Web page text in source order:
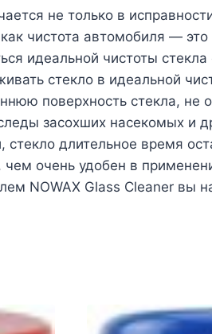
не только в
чистота автомобиля —
идеальной чистоты
стекло в идеальной
поверхность стекла, не
засохших насекомых и
стекло длительное время
очень удобен в
NOWAX Glass Cleaner вы